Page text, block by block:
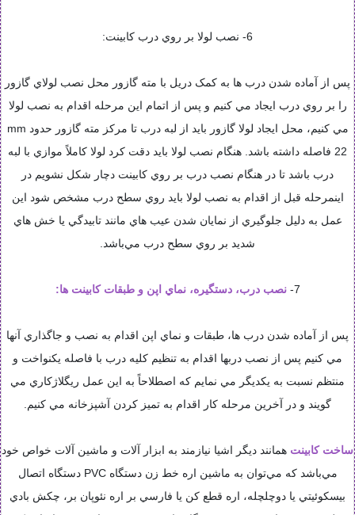
6- نصب لولا بر روي درب کابينت:
پس از آماده شدن درب ها به کمک دريل با مته گازور محل نصب لولاي گازور
را بر روي درب ايجاد مي کنيم و پس از اتمام اين مرحله اقدام به نصب لولا
مي کنيم، محل ايجاد لولا گازور بايد از لبه درب تا مرکز مته گازور حدود mm
22 فاصله داشته باشد. هنگام نصب لولا بايد دقت کرد لولا کاملاً موازي با لبه
درب باشد تا در هنگام نصب درب بر روي کابينت دچار شکل نشويم در
اينمرحله قبل از اقدام به نصب لولا بايد روي سطح درب مشخص شود اين
عمل به دليل جلوگيري از نمايان شدن عيب هاي مانند تابيدگي يا خش هاي
شديد بر روي سطح درب مي‌باشد.
7- نصب درب، دستگيره، نماي اپن و طبقات کابينت ها:
پس از آماده شدن درب ها، طبقات و نماي اپن اقدام به نصب و جاگذاري آنها
مي کنيم پس از نصب دربها اقدام به تنظيم کليه درب با فاصله يکنواخت و
منتظم نسبت به يکديگر مي نمايم که اصطلاحاً به اين عمل ريگلاژکاري مي
گويند و در آخرين مرحله کار اقدام به تميز کردن آشپزخانه مي کنيم.
ساخت کابينت همانند ديگر اشيا نيازمند به ابزار آلات و ماشين آلات خواص خود
مي‌باشد که مي‌توان به ماشين اره خط زن دستگاه PVC دستگاه اتصال
بيسکوئيتي يا دوچلچله، اره قطع کن يا فارسي بر اره نئوپان بر، چکش بادي